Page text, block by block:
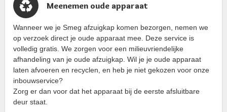
Meenemen oude apparaat
Wanneer we je Smeg afzuigkap komen bezorgen, nemen we
op verzoek direct je oude apparaat mee. Deze service is
volledig gratis. We zorgen voor een milieuvriendelijke
afhandeling van je oude afzuigkap. Wil je je oude apparaat
laten afvoeren en recyclen, en heb je niet gekozen voor onze
inbouwservice?
Zorg er dan voor dat het apparaat bij de eerste afsluitbare
deur staat.